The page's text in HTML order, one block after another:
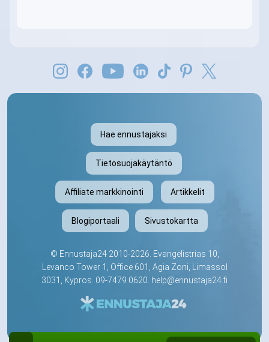
Hae ennustajaksi
Tietosuojakäytäntö
Affiliate markkinointi Artikkelit
Blogiportaali Sivustokartta
© Ennustaja242010-2026. Evangelistrias 10,
Levanco Tower 1, Office 601, Agia Zoni, Limassol
3031, Kypros. 09-7479 0620 help@ennustaja24.fi